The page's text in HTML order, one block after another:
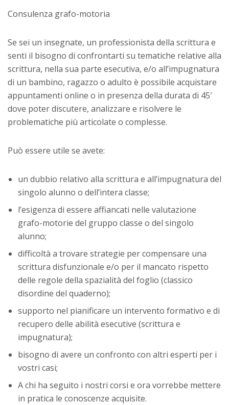
Consulenza grafo-motoria
Se sei un insegnate, un professionista della scrittura e
senti il bisogno di confrontarti su tematiche relative alla
scrittura, nella sua parte esecutiva, e/o all’impugnatura
di un bambino, ragazzo o adulto è possibile acquistare
appuntamenti online o in presenza della durata di 45′
dove poter discutere, analizzare e risolvere le
problematiche più articolate o complesse.
Può essere utile se avete:
un dubbio relativo alla scrittura e all’impugnatura del
singolo alunno o dell’intera classe;
l’esigenza di essere affiancati nelle valutazione
grafo-motorie del gruppo classe o del singolo
alunno;
difficoltà a trovare strategie per compensare una
scrittura disfunzionale e/o per il mancato rispetto
delle regole della spazialità del foglio (classico
disordine del quaderno);
supporto nel pianificare un intervento formativo e di
recupero delle abilità esecutive (scrittura e
impugnatura);
bisogno di avere un confronto con altri esperti per i
vostri casi;
A chi ha seguito i nostri corsi e ora vorrebbe mettere
in pratica le conoscenze acquisite.